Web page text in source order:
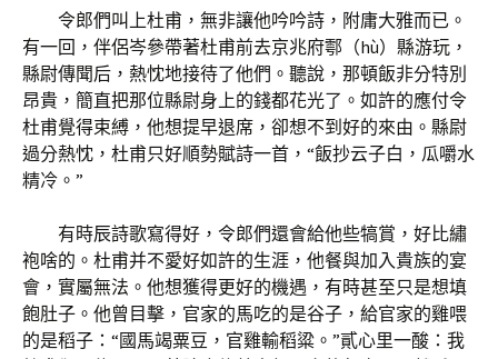
令郎們叫上杜甫，無非讓他吟吟詩，附庸大雅而已。
有一回，伴侶岑參帶著杜甫前去京兆府鄠（hù）縣游玩，
縣尉傳聞后，熱忱地接待了他們。聽說，那頓飯非分特別
昂貴，簡直把那位縣尉身上的錢都花光了。如許的應付令
杜甫覺得束縛，他想提早退席，卻想不到好的來由。縣尉
過分熱忱，杜甫只好順勢賦詩一首，“飯抄云子白，瓜嚼水
精冷。”
有時辰詩歌寫得好，令郎們還會給他些犒賞，好比繡
袍啥的。杜甫并不愛好如許的生涯，他餐與加入貴族的宴
會，實屬無法。他想獲得更好的機遇，有時甚至只是想填
飽肚子。他曾目擊，官家的馬吃的是谷子，給官家的雞喂
的是稻子：“國馬竭粟豆，官雞輸稻粱。”貳心里一酸：我